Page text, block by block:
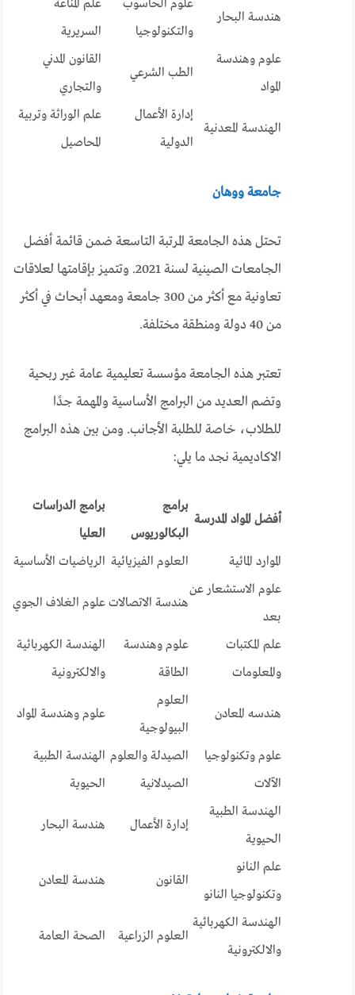
هندسة البحار
علوم الحاسوب
والتكنولوجيا
علم المناعة
السريرية
علوم وهندسة
المواد
الطب الشرعي
القانون المدني
والتجاري
الهندسة المعدنية
إدارة الأعمال
الدولية
علم الوراثة وتربية
المحاصيل
جامعة ووهان
تحتل هذه الجامعة المرتبة التاسعة ضمن قائمة أفضل
الجامعات الصينية لسنة 2021. وتتميز بإقامتها لعلاقات
تعاونية مع أكثر من 300 جامعة ومعهد أبحاث في أكثر
من 40 دولة ومنطقة مختلفة.
تعتبر هذه الجامعة مؤسسة تعليمية عامة غير ربحية
وتضم العديد من البرامج الأساسية والمهمة جدًا
للطلاب، خاصة للطلبة الأجانب. ومن بين هذه البرامج
الاكاديمية نجد ما يلي:
أفضل المواد المدرسة
برامج
البكالوريوس
برامج الدراسات
العليا
الموارد المائية
العلوم الفيزيائية الرياضيات الأساسية
علوم الاستشعار عن
بعد
هندسة الاتصالات علوم الغلاف الجوي
علم المكتبات
والمعلومات
علوم وهندسة
الطاقة
الهندسة الكهربائية
والالكترونية
هندسه المعادن
العلوم
البيولوجية
علوم وهندسة المواد
علوم وتكنولوجيا
الآلات
الصيدلة والعلوم
الصيدلانية
الهندسة الطبية
الحيوية
الهندسة الطبية
الحيوية
إدارة الأعمال هندسة البحار
علم النانو
وتكنولوجيا النانو
القانون هندسة المعادن
الهندسة الكهربائية
والالكترونية
العلوم الزراعية الصحة العامة